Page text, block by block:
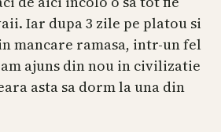
Iar dupa 3 zile pe platou si
mancare ramasa, intr-un fel
ajuns din nou in civilizatie
asta sa dorm la una din